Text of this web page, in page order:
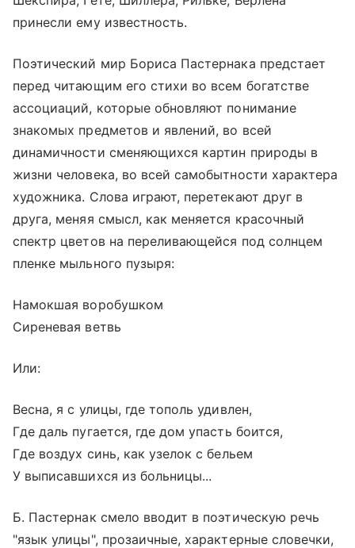
принесли ему известность.
Поэтический мир Бориса Пастернака предстает
перед читающим его стихи во всем богатстве
ассоциаций, которые обновляют понимание
знакомых предметов и явлений, во всей
динамичности сменяющихся картин природы в
жизни человека, во всей самобытности характера
художника. Слова играют, перетекают друг в
друга, меняя смысл, как меняется красочный
спектр цветов на переливающейся под солнцем
пленке мыльного пузыря:
Намокшая воробушком
Сиреневая ветвь
Или:
Весна, я с улицы, где тополь удивлен,
Где даль пугается, где дом упасть боится,
Где воздух синь, как узелок с бельем
У выписавшихся из больницы...
Б. Пастернак смело вводит в поэтическую речь
"язык улицы", прозаичные, характерные словечки,